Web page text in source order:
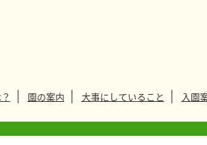
園の案内 大事にしていること 入園